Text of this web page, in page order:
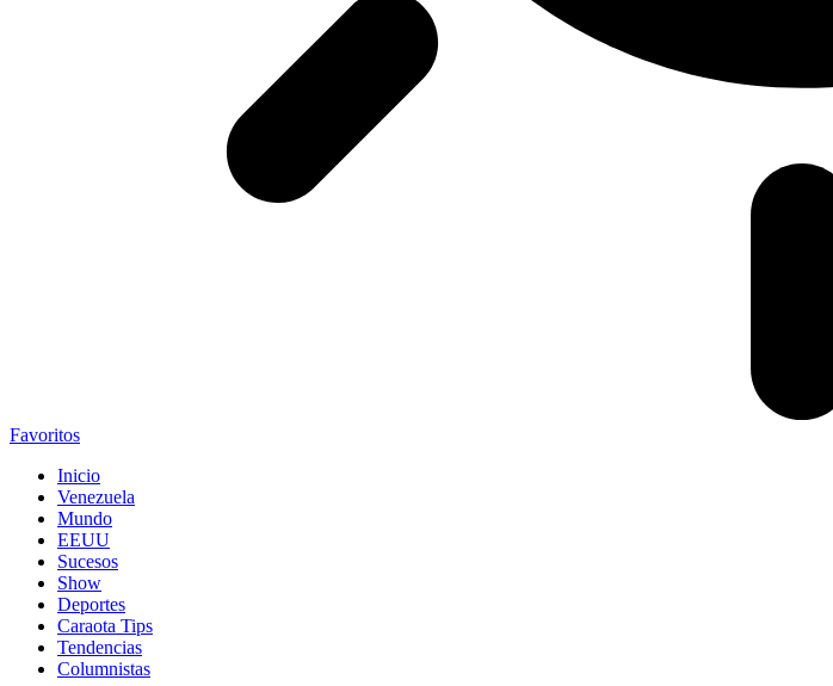
Favoritos
Inicio
Venezuela
Mundo
EEUU
Sucesos
Show
Deportes
Caraota Tips
Tendencias
Columnistas